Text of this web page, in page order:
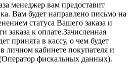
менеджер вам предоставит
Вам будет направлено письмо на
статуса Вашего заказа и
заказа к оплате.Зачисленная
принята в кассу, о чем будет
в личном кабинете покупателя и
фискальных данных).